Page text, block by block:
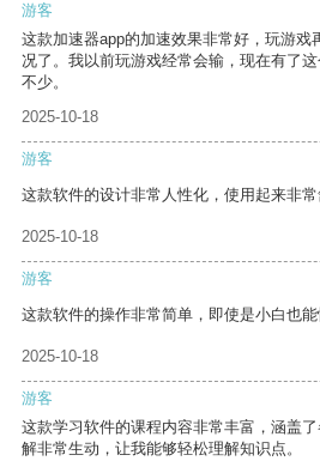
游客
这款加速器app的加速效果非常好，玩游戏
况了。我以前玩游戏经常会输，现在有了
不少。
2025-10-18
游客
这款软件的设计非常人性化，使用起来非常
2025-10-18
游客
这款软件的操作非常简单，即使是小白也能
2025-10-18
游客
这款学习软件的课程内容非常丰富，涵盖
解非常生动，让我能够轻松理解知识点。